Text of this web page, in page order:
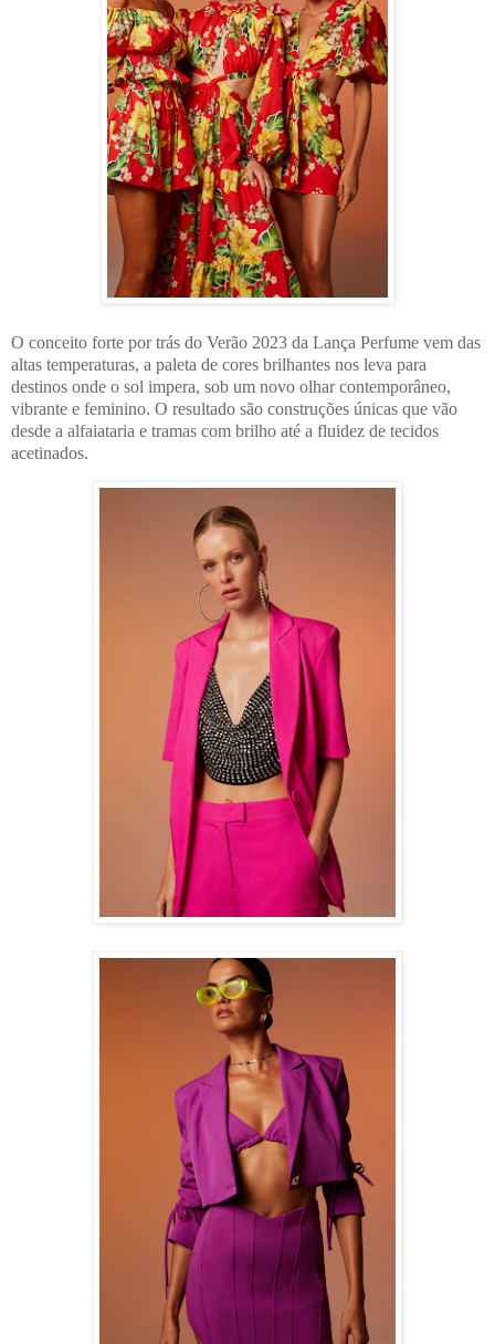
O conceito forte por trás do Verão 2023 da Lança Perfume vem das
altas temperaturas, a paleta de cores brilhantes nos leva para
destinos onde o sol impera, sob um novo olhar contemporâneo,
vibrante e feminino. O resultado são construções únicas que vão
desde a alfaiataria e tramas com brilho até a fluidez de tecidos
acetinados.